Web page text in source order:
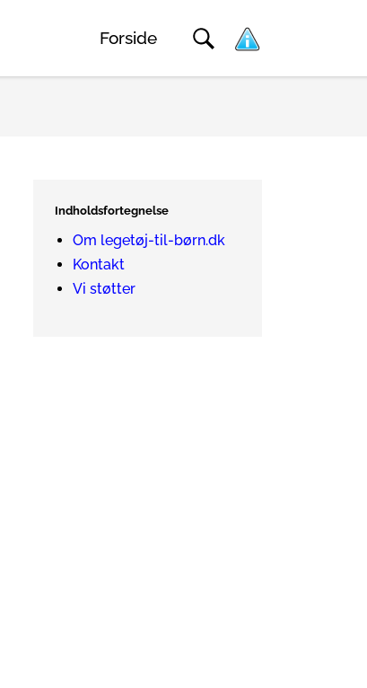
Forside
Indholdsfortegnelse
Om legetøj-til-børn.dk
Kontakt
Vi støtter